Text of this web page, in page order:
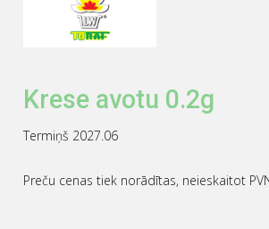
Krese avotu 0.2g
Termiņš 2027.06
Preču cenas tiek norādītas, neieskaitot